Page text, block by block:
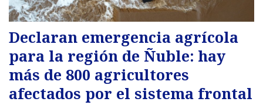
Declaran emergencia agrícola
para la región de Ñuble: hay
más de 800 agricultores
afectados por el sistema frontal